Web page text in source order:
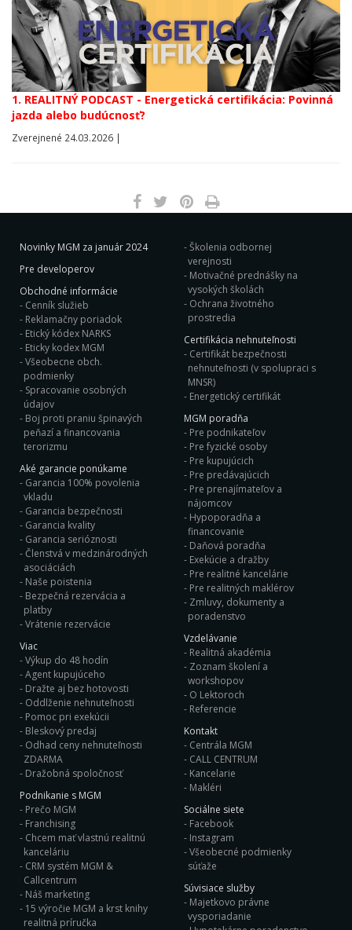
1. REALITNÝ PODCAST - Energetická certifikácia: Povinná
jazda alebo budúcnosť?
Zverejnené 24.03.2026 |
Novinky MGM za január 2024
Pre developerov
Obchodné informácie
Cenník služieb
Reklamačny poriadok
Etický kódex NARKS
Eticky kodex MGM
Všeobecne obch.
podmienky
Spracovanie osobných
údajov
Boj proti praniu špinavých
peňazí a financovania
terorizmu
Aké garancie ponúkame
Garancia 100% povolenia
vkladu
Garancia bezpečnosti
Garancia kvality
Garancia serióznosti
Členstvá v medzinárodných
asociáciách
Naše poistenia
Bezpečná rezervácia a
platby
Vrátenie rezervácie
Viac
Výkup do 48 hodín
Agent kupujúceho
Dražte aj bez hotovosti
Oddlženie nehnuteľnosti
Pomoc pri exekúcii
Bleskový predaj
Odhad ceny nehnuteľnosti
ZDARMA
Dražobná spoločnosť
Podnikanie s MGM
Prečo MGM
Franchising
Chcem mať vlastnú realitnú
kanceláriu
CRM systém MGM &
Callcentrum
Náš marketing
15 výročie MGM a krst knihy
realitná príručka
Školenia odbornej
verejnosti
Motivačné prednášky na
vysokých školách
Ochrana životného
prostredia
Certifikácia nehnuteľnosti
Certifikát bezpečnosti
nehnuteľnosti (v spolupraci s
MNSR)
Energetický certifikát
MGM poradňa
Pre podnikateľov
Pre fyzické osoby
Pre kupujúcich
Pre predávajúcich
Pre prenajímateľov a
nájomcov
Hypoporadňa a
financovanie
Daňová poradňa
Exekúcie a dražby
Pre realitné kancelárie
Pre realitných maklérov
Zmluvy, dokumenty a
poradenstvo
Vzdelávanie
Realitná akadémia
Zoznam školení a
workshopov
O Lektoroch
Referencie
Kontakt
Centrála MGM
CALL CENTRUM
Kancelarie
Makléri
Sociálne siete
Facebook
Instagram
Všeobecné podmienky
súťaže
Súvisiace služby
Majetkovo právne
vysporiadanie